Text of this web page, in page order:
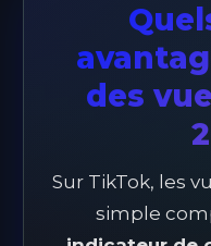
des
Sur TikTok, les
simple